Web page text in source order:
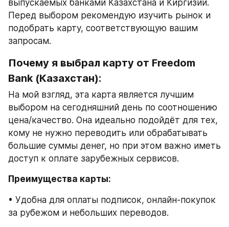
выпускаемых банками Казахстана и Киргизии.
Перед выбором рекомендую изучить рынок и
подобрать карту, соответствующую вашим
запросам.
Почему я выбрал карту от Freedom
Bank (Казахстан):
На мой взгляд, эта карта является лучшим
выбором на сегодняшний день по соотношению
цена/качество. Она идеально подойдёт для тех,
кому не нужно переводить или обрабатывать
большие суммы денег, но при этом важно иметь
доступ к оплате зарубежных сервисов.
Преимущества карты:
• Удобна для оплаты подписок, онлайн-покупок
за рубежом и небольших переводов.